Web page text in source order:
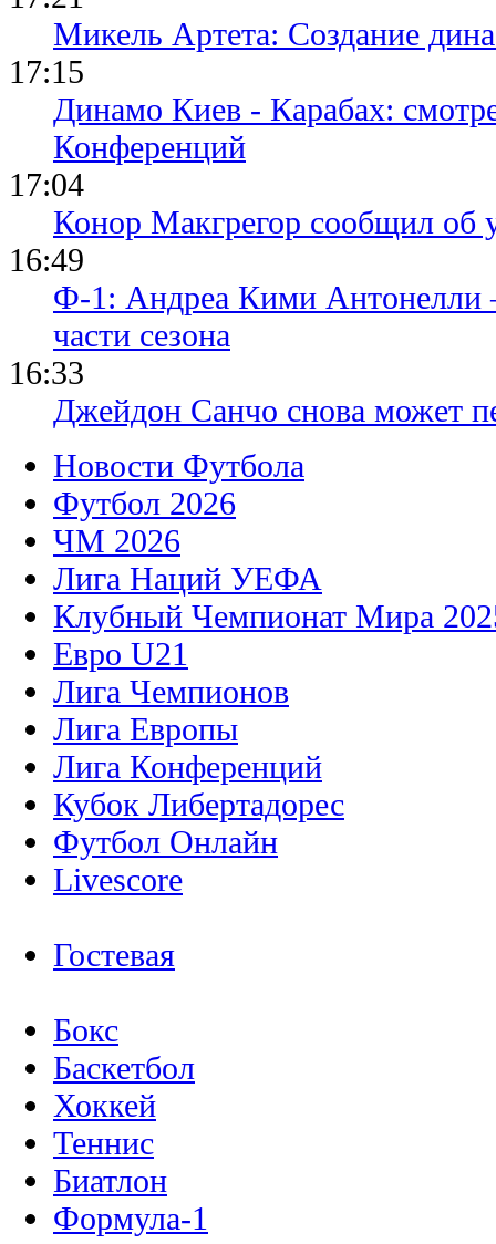
Микель Артета: Создание
17:15
Динамо Киев - Карабах:
Конференций
17:04
Конор Макгрегор сообщил об
16:49
Ф-1: Андреа Кими Антонелли
части сезона
16:33
Джейдон Санчо снова может
Новости Футбола
Футбол 2026
ЧМ 2026
Лига Наций УЕФА
Клубный Чемпионат Мира
Евро U21
Лига Чемпионов
Лига Европы
Лига Конференций
Кубок Либертадорес
Футбол Онлайн
Livescore
Гостевая
Бокс
Баскетбол
Хоккей
Теннис
Биатлон
Формула-1